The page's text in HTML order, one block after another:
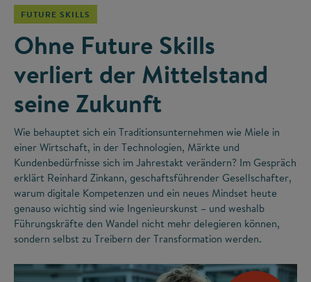
FUTURE SKILLS
Ohne Future Skills
verliert der Mittelstand
seine Zukunft
Wie behauptet sich ein Traditionsunternehmen wie Miele in
einer Wirtschaft, in der Technologien, Märkte und
Kundenbedürfnisse sich im Jahrestakt verändern? Im Gespräch
erklärt Reinhard Zinkann, geschaftsführender Gesellschafter,
warum digitale Kompetenzen und ein neues Mindset heute
genauso wichtig sind wie Ingenieurskunst – und weshalb
Führungskräfte den Wandel nicht mehr delegieren können,
sondern selbst zu Treibern der Transformation werden.